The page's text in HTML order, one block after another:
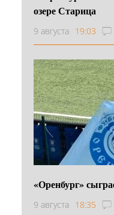
озере Старица
9 августа 19:03
«Оренбург»
9 августа 18:35